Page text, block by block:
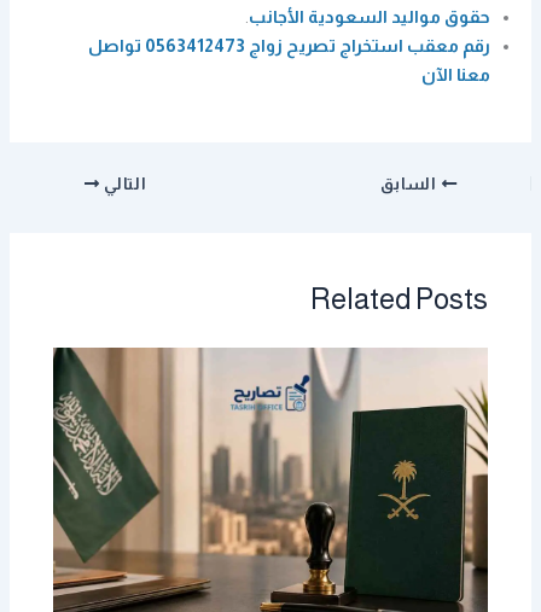
حقوق مواليد السعودية الأجانب.
رقم معقب استخراج تصريح زواج 0563412473 تواصل
معنا الآن
السابق التالي
Related Posts